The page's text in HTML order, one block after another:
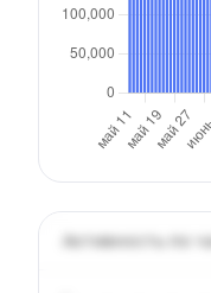
Активность по